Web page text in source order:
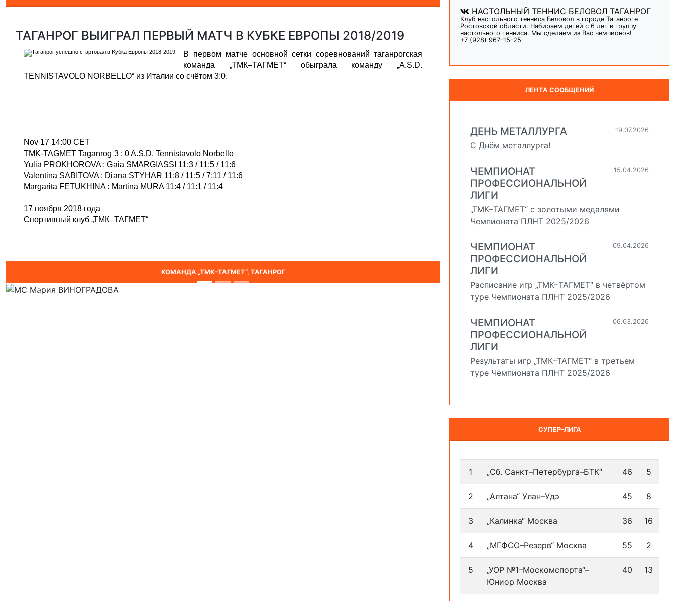
ТАГАНРОГ ВЫИГРАЛ ПЕРВЫЙ МАТЧ В КУБКЕ ЕВРОПЫ 2018/2019
В первом матче основной сетки соревнований таганрогская
команда „ТМК–ТАГМЕТ“ обыграла команду „A.S.D.
TENNISTAVOLO NORBELLO“ из Италии со счётом 3:0.
Nov 17 14:00 CET
TMK-TAGMET Taganrog 3 : 0 A.S.D. Tennistavolo Norbello
Yulia PROKHOROVA : Gaia SMARGIASSI 11:3 / 11:5 / 11:6
Valentina SABITOVA : Diana STYHAR 11:8 / 11:5 / 7:11 / 11:6
Margarita FETUKHINA : Martina MURA 11:4 / 11:1 / 11:4
17 ноября 2018 года
Спортивный клуб „ТМК–ТАГМЕТ“
КОМАНДА „ТМК–ТАГМЕТ“, ТАГАНРОГ
Подробнее
Предыдущий Следующий
НАСТОЛЬНЫЙ ТЕННИС БЕЛОВОЛ ТАГАНРОГ
Клуб настольного тенниса Беловол в городе Таганроге
Ростовской области. Набираем детей с 6 лет в группу
настольного тенниса. Мы сделаем из Вас чемпионов!
+7 (928) 967-15-25
ЛЕНТА СООБЩЕНИЙ
ДЕНЬ МЕТАЛЛУРГА 19.07.2026
С Днём металлурга!
ЧЕМПИОНАТ
ПРОФЕССИОНАЛЬНОЙ
ЛИГИ
15.04.2026
„ТМК–ТАГМЕТ“ с золотыми медалями
Чемпионата ПЛНТ 2025/2026
ЧЕМПИОНАТ
ПРОФЕССИОНАЛЬНОЙ
ЛИГИ
09.04.2026
Расписание игр „ТМК–ТАГМЕТ“ в четвёртом
туре Чемпионата ПЛНТ 2025/2026
ЧЕМПИОНАТ
ПРОФЕССИОНАЛЬНОЙ
ЛИГИ
06.03.2026
Результаты игр „ТМК–ТАГМЕТ“ в третьем
туре Чемпионата ПЛНТ 2025/2026
СУПЕР–ЛИГА
1 „Сб. Санкт–Петербурга–БТК“ 46 5
2 „Алтана“ Улан–Удэ 45 8
3 „Калинка“ Москва 36 16
4 „МГФСО–Резерв“ Москва 55 2
5
„УОР №1–Москомспорта“–
Юниор Москва
40 13